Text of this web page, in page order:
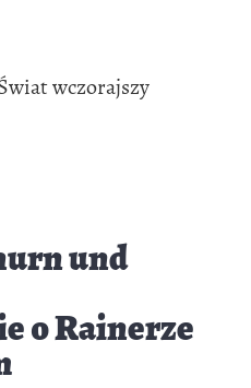
wczorajszy
und
o Rainerze